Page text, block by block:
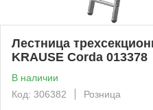
Лестница
KRAUSE Corda 013378
В наличии
Код: 306382
Розница